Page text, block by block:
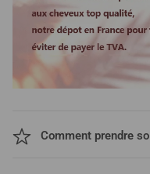
Comment prendre